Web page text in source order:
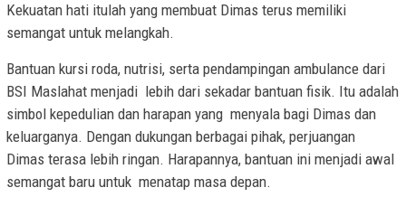
Kekuatan hati itulah yang membuat Dimas terus memiliki
semangat untuk melangkah.
Bantuan kursi roda, nutrisi, serta pendampingan ambulance dari
BSI Maslahat menjadi lebih dari sekadar bantuan fisik. Itu adalah
simbol kepedulian dan harapan yang menyala bagi Dimas dan
keluarganya. Dengan dukungan berbagai pihak, perjuangan
Dimas terasa lebih ringan. Harapannya, bantuan ini menjadi awal
semangat baru untuk menatap masa depan.